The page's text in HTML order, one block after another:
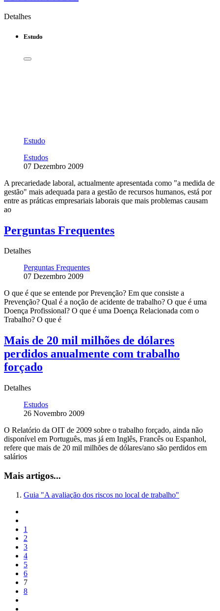
Detalhes
Estudo
Estudo
Estudos
07 Dezembro 2009
A precariedade laboral, actualmente apresentada como "a medida de
gestão" mais adequada para a gestão de recursos humanos, está por
entre as práticas empresariais laborais que mais problemas causam
ao
Perguntas Frequentes
Detalhes
Perguntas Frequentes
07 Dezembro 2009
O que é que se entende por Prevenção? Em que consiste a
Prevenção? Qual é a noção de acidente de trabalho? O que é uma
Doença Profissional? O que é uma Doença Relacionada com o
Trabalho? O que é
Mais de 20 mil milhões de dólares
perdidos anualmente com trabalho
forçado
Detalhes
Estudos
26 Novembro 2009
O Relatório da OIT de 2009 sobre o trabalho forçado, ainda não
disponível em Português, mas já em Inglês, Francês ou Espanhol,
refere que mais de 20 mil milhões de dólares/ano são perdidos em
salários
Mais artigos...
Guia "A avaliação dos riscos no local de trabalho"
1
2
3
4
5
6
7
8